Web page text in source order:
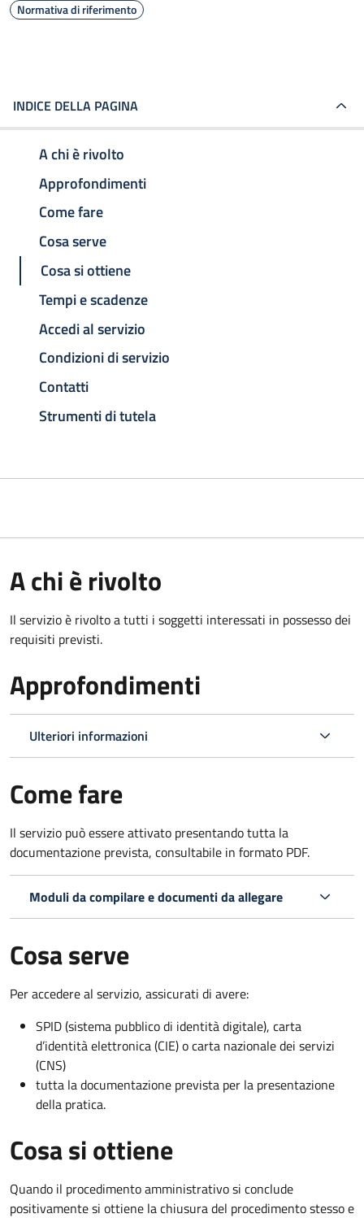
Normativa di riferimento
INDICE DELLA PAGINA
A chi è rivolto
Approfondimenti
Come fare
Cosa serve
Cosa si ottiene
Tempi e scadenze
Accedi al servizio
Condizioni di servizio
Contatti
Strumenti di tutela
A chi è rivolto
Il servizio è rivolto a tutti i soggetti interessati in possesso dei
requisiti previsti.
Approfondimenti
Ulteriori informazioni
Come fare
Il servizio può essere attivato presentando tutta la
documentazione prevista, consultabile in formato PDF.
Moduli da compilare e documenti da allegare
Cosa serve
Per accedere al servizio, assicurati di avere:
SPID (sistema pubblico di identità digitale), carta
d’identità elettronica (CIE) o carta nazionale dei servizi
(CNS)
tutta la documentazione prevista per la presentazione
della pratica.
Cosa si ottiene
Quando il procedimento amministrativo si conclude
positivamente si ottiene la chiusura del procedimento stesso e